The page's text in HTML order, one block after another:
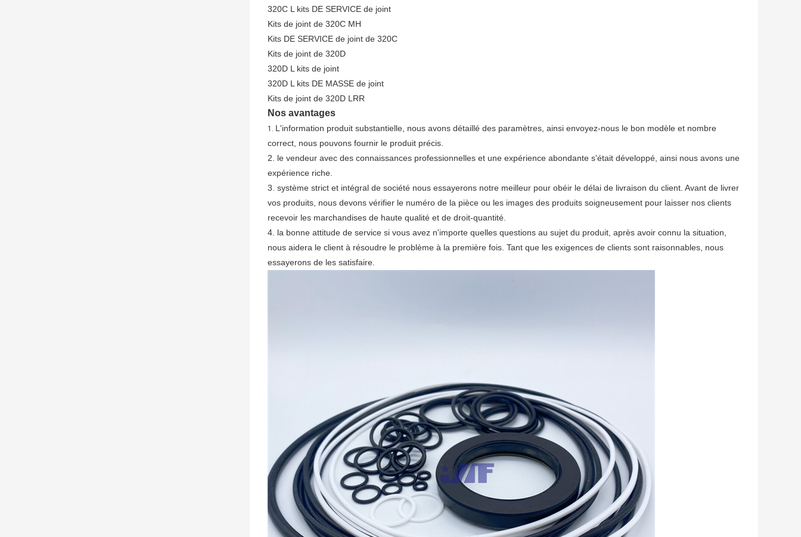
320C L kits DE SERVICE de joint
Kits de joint de 320C MH
Kits DE SERVICE de joint de 320C
Kits de joint de 320D
320D L kits de joint
320D L kits DE MASSE de joint
Kits de joint de 320D LRR
Nos avantages
1. L'information produit substantielle, nous avons détaillé des paramètres, ainsi envoyez-nous le bon modèle et nombre
correct, nous pouvons fournir le produit précis.
2. le vendeur avec des connaissances professionnelles et une expérience abondante s'était développé, ainsi nous avons une
expérience riche.
3. système strict et intégral de société nous essayerons notre meilleur pour obéir le délai de livraison du client. Avant de livrer
vos produits, nous devons vérifier le numéro de la pièce ou les images des produits soigneusement pour laisser nos clients
recevoir les marchandises de haute qualité et de droit-quantité.
4. la bonne attitude de service si vous avez n'importe quelles questions au sujet du produit, après avoir connu la situation,
nous aidera le client à résoudre le problème à la première fois. Tant que les exigences de clients sont raisonnables, nous
essayerons de les satisfaire.